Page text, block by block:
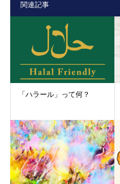
関連記事
「ハラール」って何？